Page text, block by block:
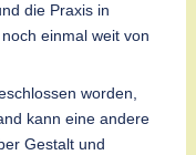
die Praxis in
einmal weit von
worden,
kann eine andere
Gestalt und